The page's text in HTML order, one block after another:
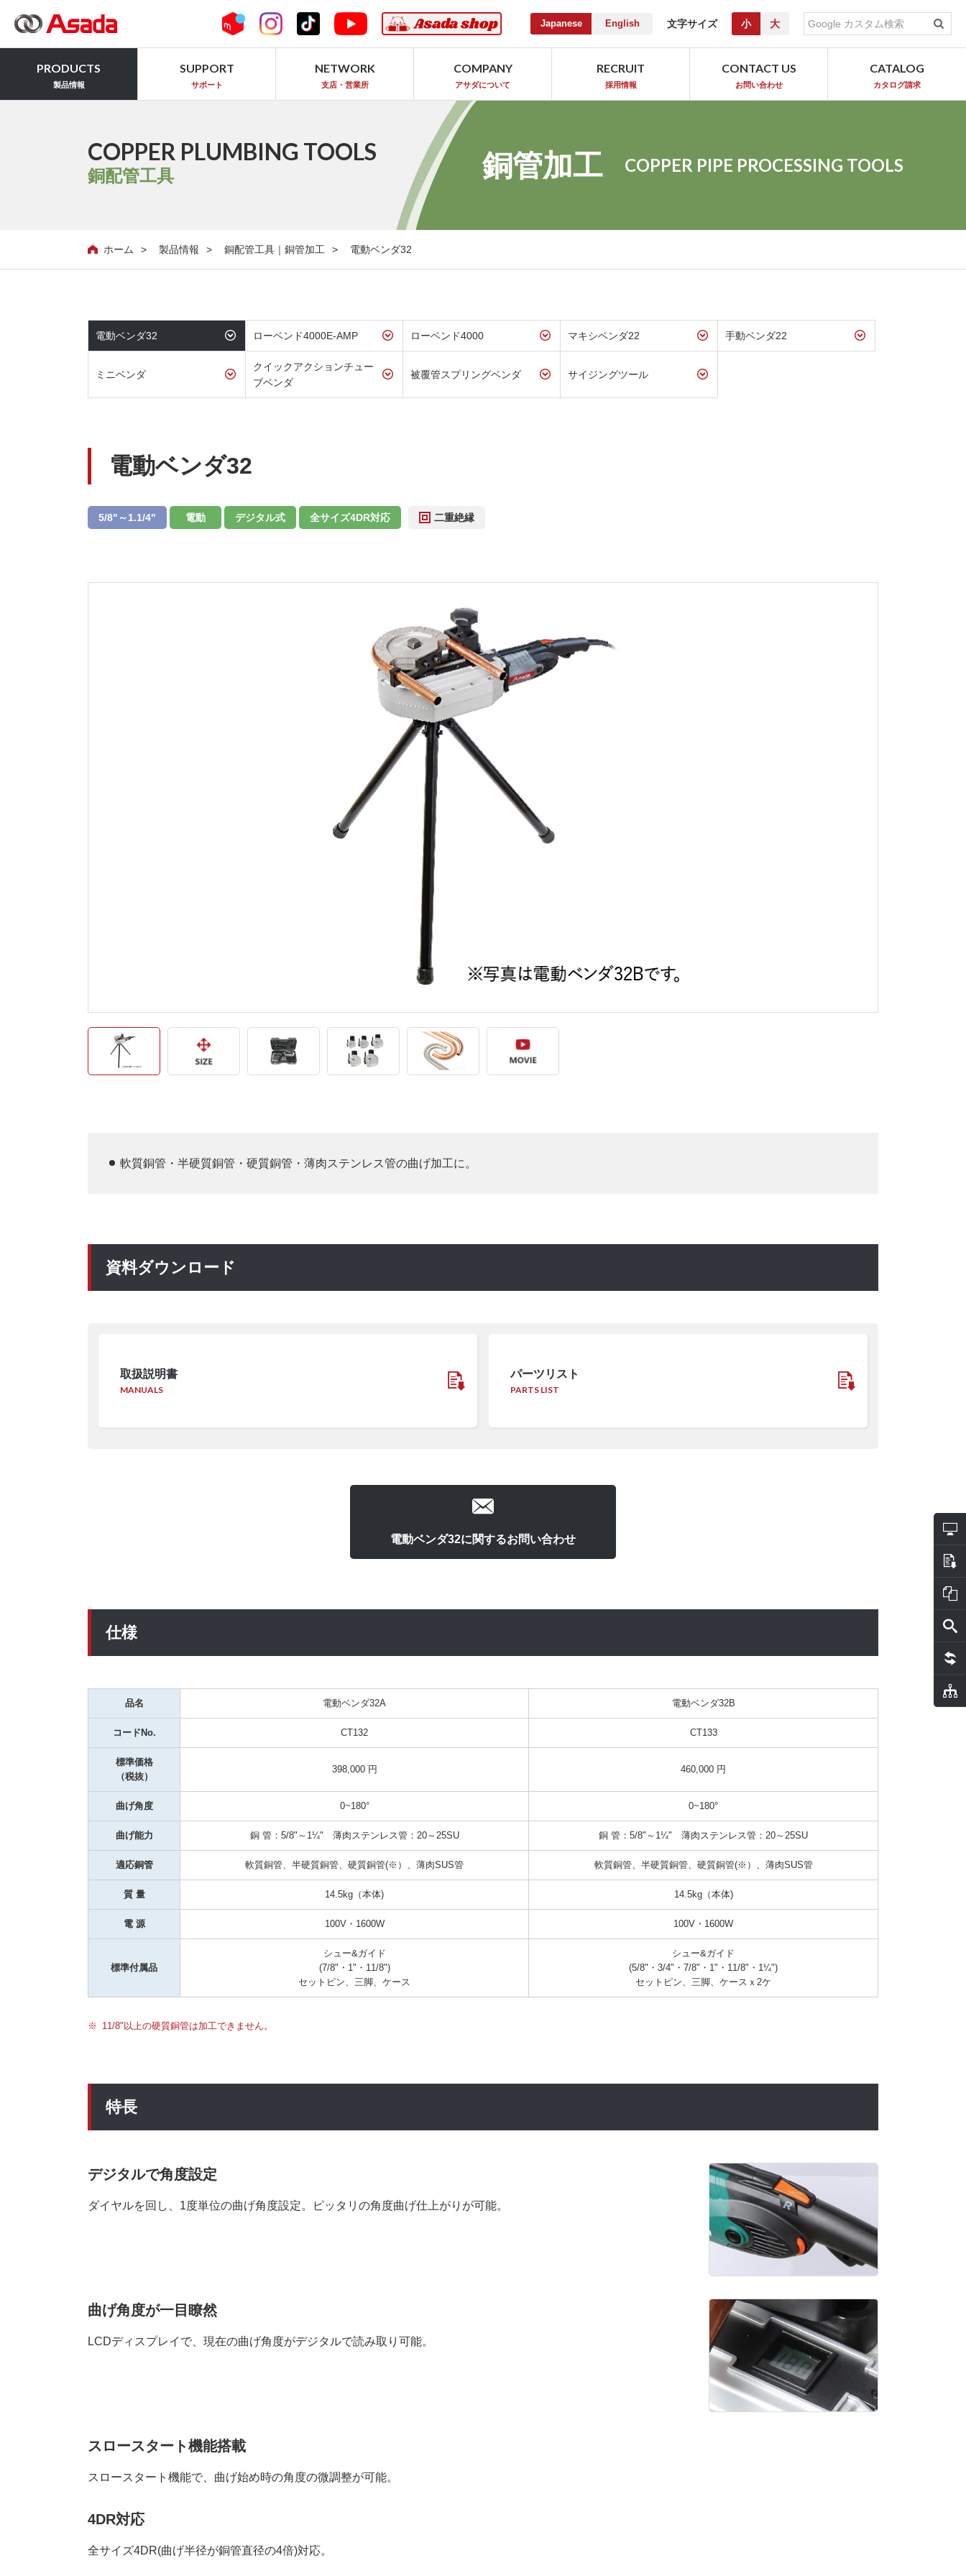
Japanese English 文字サイズ 小 大
PRODUCTS
製品情報
SUPPORT
サポート
NETWORK
支店・営業所
COMPANY
アサダについて
RECRUIT
採用情報
CONTACT US
お問い合わせ
CATALOG
カタログ請求
COPPER PLUMBING TOOLS
銅配管工具 銅管加工 COPPER PIPE PROCESSING TOOLS
ホーム 製品情報 銅配管工具｜銅管加工 電動ベンダ32
電動ベンダ32 ローベンド4000E-AMP ローベンド4000 マキシベンダ22 手動ベンダ22
ミニベンダ
クイックアクションチュー
ブベンダ
被覆管スプリングベンダ サイジングツール
電動ベンダ32
5/8"～1.1/4" 電動 デジタル式 全サイズ4DR対応 二重絶縁
軟質銅管・半硬質銅管・硬質銅管・薄肉ステンレス管の曲げ加工に。
資料ダウンロード
取扱説明書
MANUALS
パーツリスト
PARTS LIST
電動ベンダ32に関するお問い合わせ
仕様
品名 電動ベンダ32A 電動ベンダ32B
コードNo. CT132 CT133
標準価格
（税抜）
398,000 円 460,000 円
曲げ角度 0~180° 0~180°
曲げ能力 銅 管：5/8"～1¼"　薄肉ステンレス管：20～25SU 銅 管：5/8"～1¼"　薄肉ステンレス管：20～25SU
適応銅管 軟質銅管、半硬質銅管、硬質銅管(※）、薄肉SUS管 軟質銅管、半硬質銅管、硬質銅管(※）、薄肉SUS管
質 量 14.5kg（本体) 14.5kg（本体)
電 源 100V・1600W 100V・1600W
標準付属品
シュー&ガイド
(7/8"・1"・11/8")
セットピン、三脚、ケース
シュー&ガイド
(5/8"・3/4"・7/8"・1"・11/8"・1¼")
セットピン、三脚、ケースｘ2ケ
11/8"以上の硬質銅管は加工できません。
特長
デジタルで角度設定
ダイヤルを回し、1度単位の曲げ角度設定。ピッタリの角度曲げ仕上がりが可能。
曲げ角度が一目瞭然
LCDディスプレイで、現在の曲げ角度がデジタルで読み取り可能。
スロースタート機能搭載
スロースタート機能で、曲げ始め時の角度の微調整が可能。
4DR対応
全サイズ4DR(曲げ半径が銅管直径の4倍)対応。